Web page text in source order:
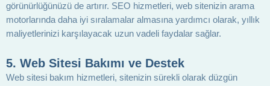
görünürlüğünüzü de artırır. SEO hizmetleri, web sitenizin arama
motorlarında daha iyi sıralamalar almasına yardımcı olarak, yıllık
maliyetlerinizi karşılayacak uzun vadeli faydalar sağlar.
5. Web Sitesi Bakımı ve Destek
Web sitesi bakım hizmetleri, sitenizin sürekli olarak düzgün